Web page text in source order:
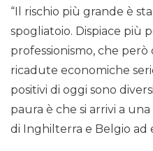
“Il rischio più grande è
spogliatoio. Dispiace più
professionismo, che
ricadute economiche
positivi di oggi sono
paura è che si arrivi a
di Inghilterra e Belgio ad